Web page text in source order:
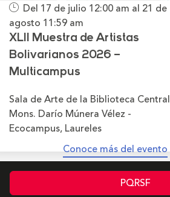
Del 17 de julio 12:00 am al 21 de
agosto 11:59 am
XLII Muestra de Artistas
Bolivarianos 2026 –
Multicampus
Sala de Arte de la Biblioteca Central
Mons. Darío Múnera Vélez -
Ecocampus, Laureles
Conoce más del evento
PQRSF